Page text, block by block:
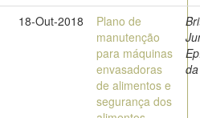
18-Out-2018
Plano de
manutenção
para máquinas
envasadoras
de alimentos e
segurança dos